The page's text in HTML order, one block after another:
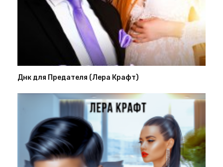
Днк для Предателя (Лера Крафт)